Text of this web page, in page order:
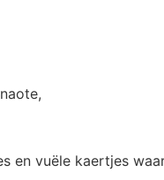
en vuële kaertjes